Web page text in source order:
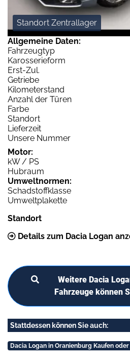
Standort Zentrallager
Allgemeine Daten:
Fahrzeugtyp
Karosserieform
Erst-Zul.
Getriebe
Kilometerstand
Anzahl der Türen
Farbe
Standort
Lieferzeit
Unsere Nummer
Motor:
kW / PS
Hubraum
Umweltnormen:
Schadstoffklasse
Umweltplakette
Standort
Details zum Dacia Logan
Weitere Dacia
Fahrzeuge können
Stattdessen können Sie auch:
Dacia Logan in Oranienburg Kaufen